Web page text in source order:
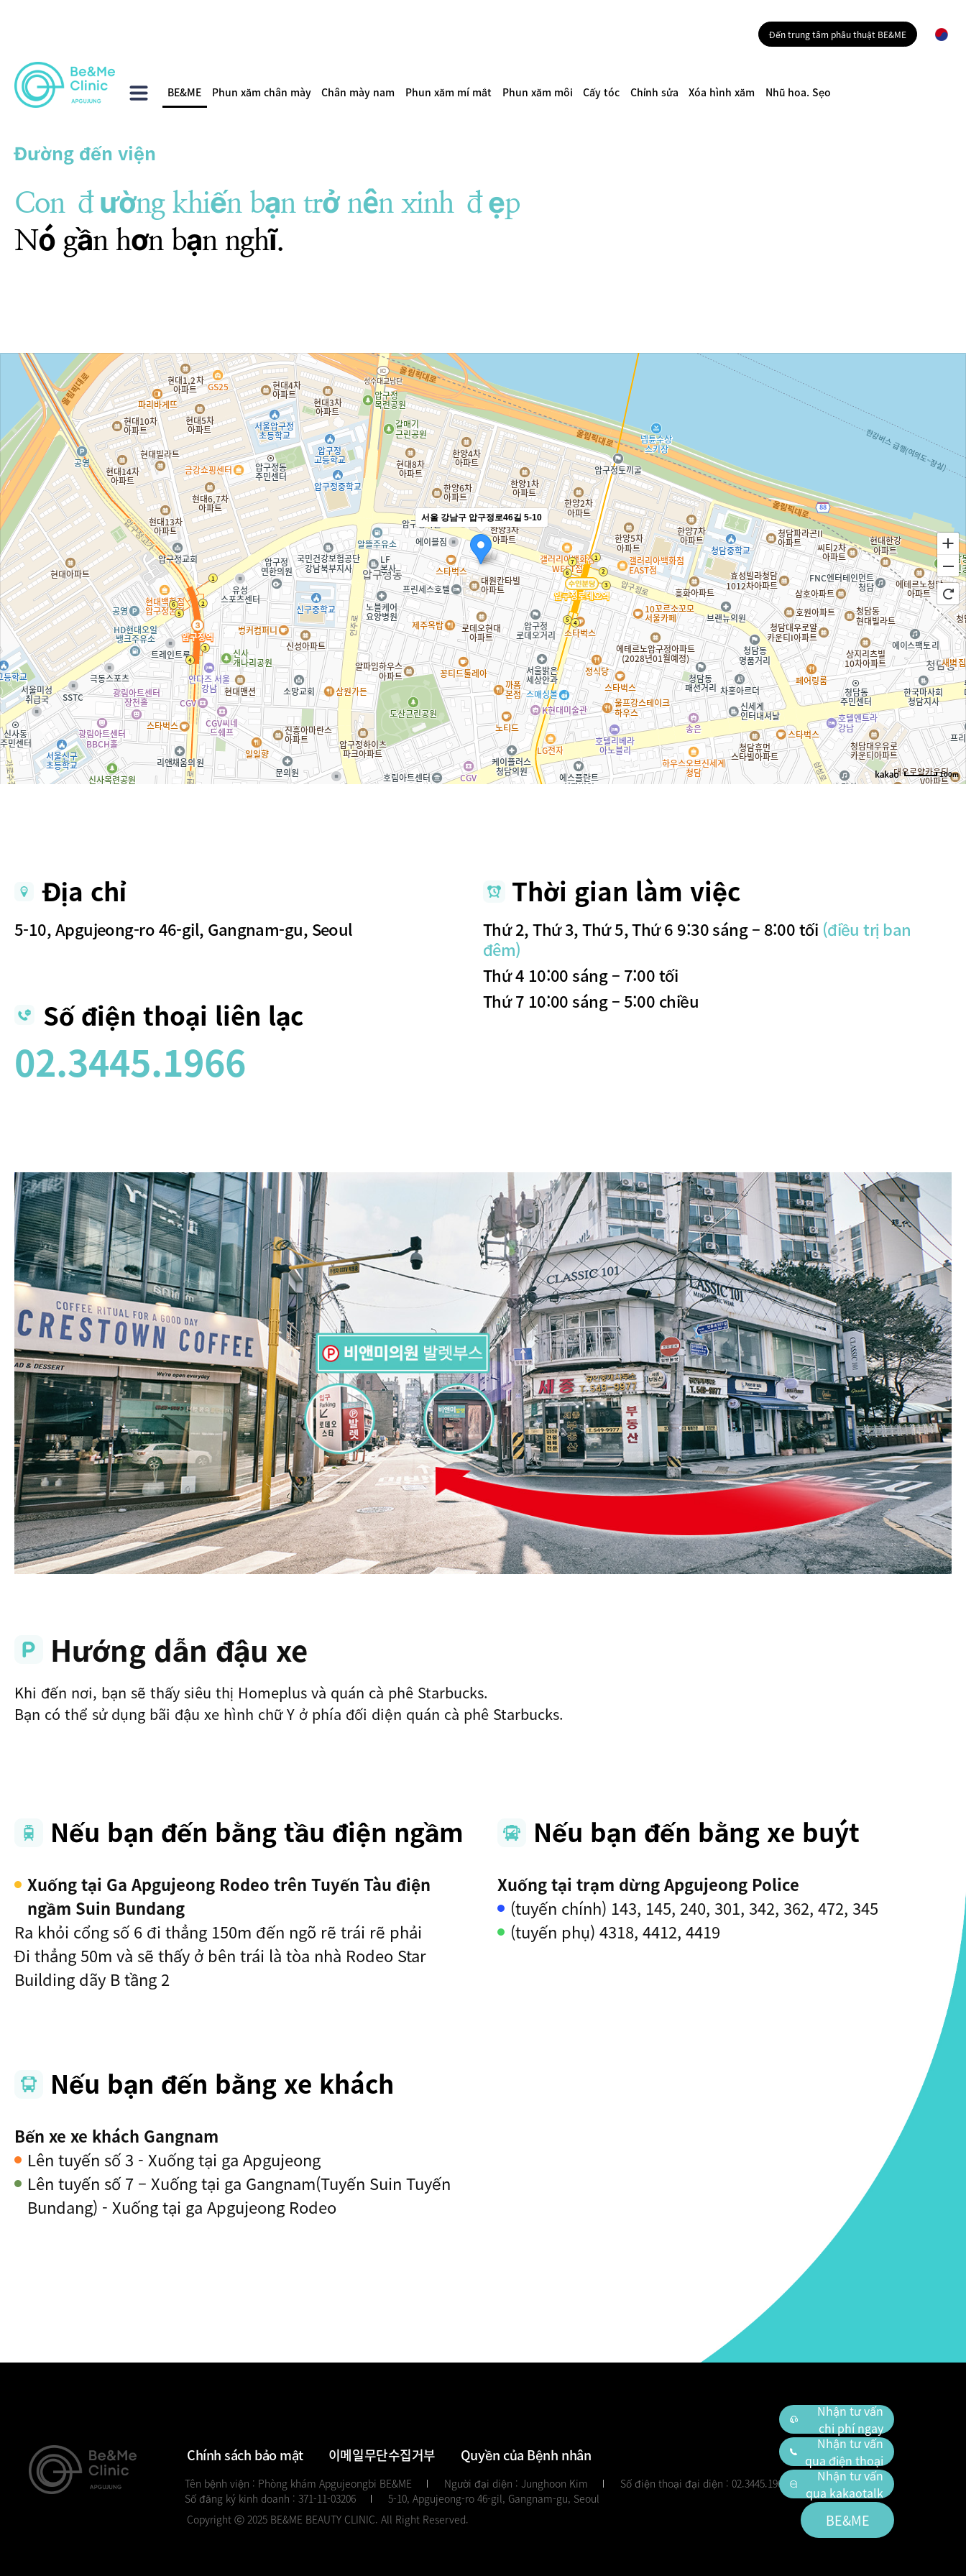
BE&ME Phun xăm chân mày Chân mày nam Phun xăm mí mắt Phun xăm môi Cấy tóc Chỉnh sửa Xóa hình xăm Nhũ hoa. Sẹo
Đến trung tâm phẫu thuật BE&ME
Nhận tư vấn
chi phí ngay
Nhận tư vấn
qua điện thoại
Nhận tư vấn
qua kakaotalk
BE&ME
Đường đến viện
Con đường khiến bạn trở nên xinh đẹp
Nó gần hơn bạn nghĩ.
서울 강남구 압구정로46길 5-10
100m
Địa chỉ
5-10, Apgujeong-ro 46-gil, Gangnam-gu, Seoul
Số điện thoại liên lạc
02.3445.1966
Thời gian làm việc
Thứ 2, Thứ 3, Thứ 5, Thứ 6 9:30 sáng – 8:00 tối (điều trị ban
đêm)
Thứ 4 10:00 sáng – 7:00 tối
Thứ 7 10:00 sáng – 5:00 chiều
Hướng dẫn đậu xe
Khi đến nơi, bạn sẽ thấy siêu thị Homeplus và quán cà phê Starbucks.
Bạn có thể sử dụng bãi đậu xe hình chữ Y ở phía đối diện quán cà phê Starbucks.
Nếu bạn đến bằng tầu điện ngầm
Xuống tại Ga Apgujeong Rodeo trên Tuyến Tàu điện
ngầm Suin Bundang
Ra khỏi cổng số 6 đi thẳng 150m đến ngõ rẽ trái rẽ phải
Đi thẳng 50m và sẽ thấy ở bên trái là tòa nhà Rodeo Star
Building dãy B tầng 2
Nếu bạn đến bằng xe buýt
Xuống tại trạm dừng Apgujeong Police
(tuyến chính) 143, 145, 240, 301, 342, 362, 472, 345
(tuyến phụ) 4318, 4412, 4419
Nếu bạn đến bằng xe khách
Bến xe xe khách Gangnam
Lên tuyến số 3 - Xuống tại ga Apgujeong
Lên tuyến số 7 – Xuống tại ga Gangnam(Tuyến Suin Tuyến
Bundang) - Xuống tại ga Apgujeong Rodeo
Chính sách bảo mật 이메일무단수집거부 Quyền của Bệnh nhân
Tên bệnh viện : Phòng khám Apgujeongbi BE&ME Người đại diện : Junghoon Kim
Số điện thoại đại diện : 02.3445.1966
Số đăng ký kinh doanh : 371-11-03206
5-10, Apgujeong-ro 46-gil, Gangnam-gu, Seoul
Copyright ⓒ 2025 BE&ME BEAUTY CLINIC. All Right Reserved.